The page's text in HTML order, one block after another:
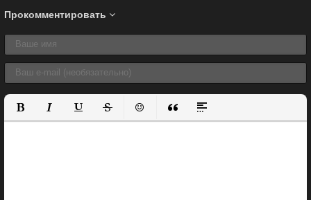
Прокомментировать
Полужирный
КурсивПодчеркнутый
ЗачеркнутыйВставить смайлик
Вставка цитаты
Вставка спойлера